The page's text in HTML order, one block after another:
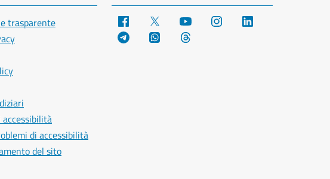
trasparente
di accessibilità
del sito
Facebook YouTube Instagram
Telegram WhatsApp